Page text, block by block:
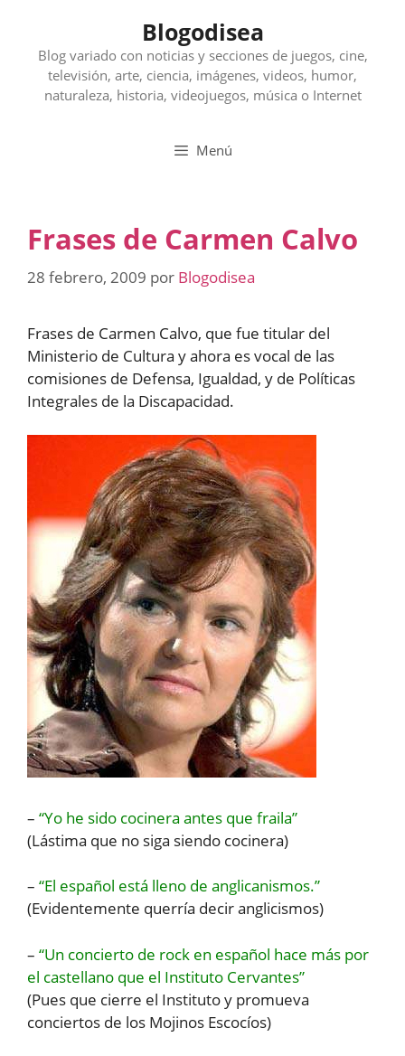
contenido
Blogodisea
Blog variado con noticias y secciones de juegos, cine,
televisión, arte, ciencia, imágenes, videos, humor,
naturaleza, historia, videojuegos, música o Internet
Menú
Frases de Carmen Calvo
28 febrero, 2009 por Blogodisea
Frases de Carmen Calvo, que fue titular del
Ministerio de Cultura y ahora es vocal de las
comisiones de Defensa, Igualdad, y de Políticas
Integrales de la Discapacidad.
– “Yo he sido cocinera antes que fraila”
(Lástima que no siga siendo cocinera)
– “El español está lleno de anglicanismos.”
(Evidentemente querría decir anglicismos)
– “Un concierto de rock en español hace más por
el castellano que el Instituto Cervantes”
(Pues que cierre el Instituto y promueva
conciertos de los Mojinos Escocíos)